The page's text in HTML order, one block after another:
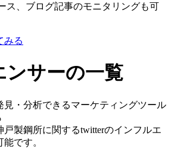
ス、ブログ記事のモニタリングも可
みる
ンサーの一覧
見・分析できるマーケティングツール
製鋼所に関するtwitterのインフルエ
です。